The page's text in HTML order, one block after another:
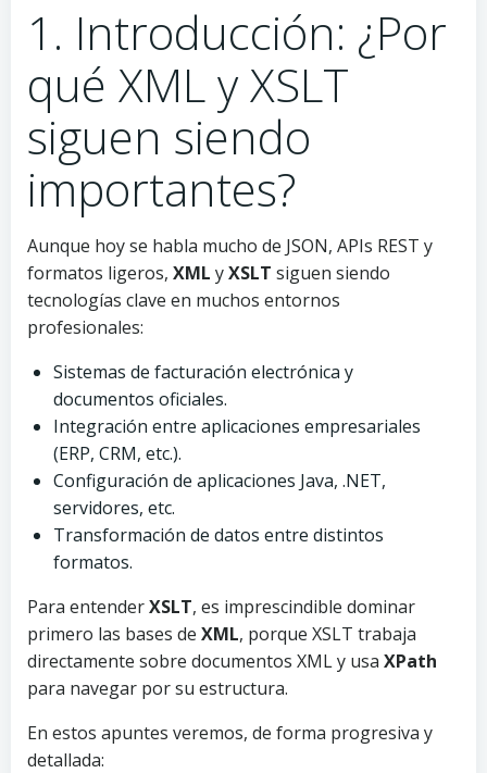
1. Introducción: ¿Por
qué XML y XSLT
siguen siendo
importantes?
Aunque hoy se habla mucho de JSON, APIs REST y
formatos ligeros, XML yXSLT siguen siendo
tecnologías clave en muchos entornos
profesionales:
Sistemas de facturación electrónica y
documentos oficiales.
Integración entre aplicaciones empresariales
(ERP, CRM, etc.).
Configuración de aplicaciones Java, .NET,
servidores, etc.
Transformación de datos entre distintos
formatos.
Para entenderXSLT, es imprescindible dominar
primero las bases de XML, porque XSLT trabaja
directamente sobre documentos XML y usa XPath
para navegar por su estructura.
En estos apuntes veremos, de forma progresiva y
detallada: